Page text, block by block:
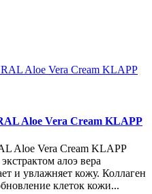
Aloe Vera Cream KLAPP
Aloe Vera Cream KLAPP
алоэ вера
и увлажняет кожу. Коллаген
клеток кожи...